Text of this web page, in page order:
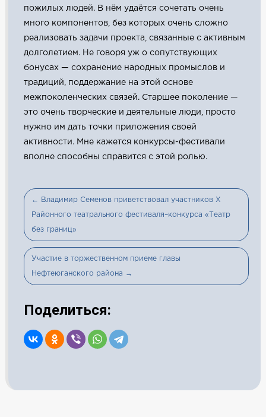
пожилых людей. В нём удаётся сочетать очень
много компонентов, без которых очень сложно
реализовать задачи проекта, связанные с активным
долголетием. Не говоря уж о сопутствующих
бонусах — сохранение народных промыслов и
традиций, поддержание на этой основе
межпоколенческих связей. Старшее поколение —
это очень творческие и деятельные люди, просто
нужно им дать точки приложения своей
активности. Мне кажется конкурсы-фестивали
вполне способны справится с этой ролью.
← Владимир Семенов приветствовал участников X
Районного театрального фестиваля–конкурса «Театр
без границ»
Участие в торжественном приеме главы
Нефтеюганского района →
Поделиться: